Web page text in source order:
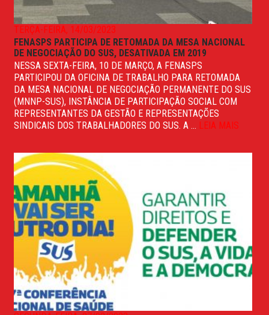
TERÇA-FEIRA, 14/03/2023
FENASPS PARTICIPA DE RETOMADA DA MESA NACIONAL
DE NEGOCIAÇÃO DO SUS, DESATIVADA EM 2019
NESSA SEXTA-FEIRA, 10 DE MARÇO, A FENASPS
PARTICIPOU DA OFICINA DE TRABALHO PARA RETOMADA
DA MESA NACIONAL DE NEGOCIAÇÃO PERMANENTE DO SUS
(MNNP-SUS), INSTÂNCIA DE PARTICIPAÇÃO SOCIAL COM
REPRESENTANTES DA GESTÃO E REPRESENTAÇÕES
SINDICAIS DOS TRABALHADORES DO SUS. A ... LEIA MAIS